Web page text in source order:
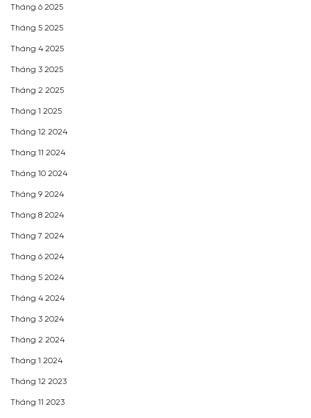
Tháng 6 2025
Tháng 5 2025
Tháng 4 2025
Tháng 3 2025
Tháng 2 2025
Tháng 1 2025
Tháng 12 2024
Tháng 11 2024
Tháng 10 2024
Tháng 9 2024
Tháng 8 2024
Tháng 7 2024
Tháng 6 2024
Tháng 5 2024
Tháng 4 2024
Tháng 3 2024
Tháng 2 2024
Tháng 1 2024
Tháng 12 2023
Tháng 11 2023